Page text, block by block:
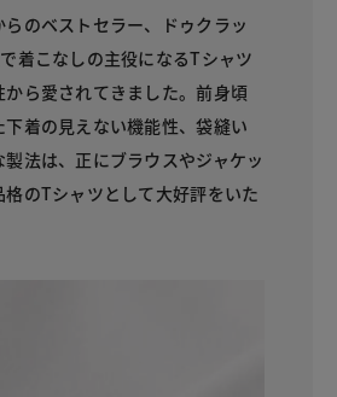
のベストセラー、ドゥクラッ
着こなしの主役になるTシャツ
から愛されてきました。前身頃
着の見えない機能性、袋縫い
法は、正にブラウスやジャケッ
格のTシャツとして大好評をいた